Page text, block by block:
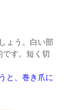
ょう。白い部
す。短く切
と、巻き爪に